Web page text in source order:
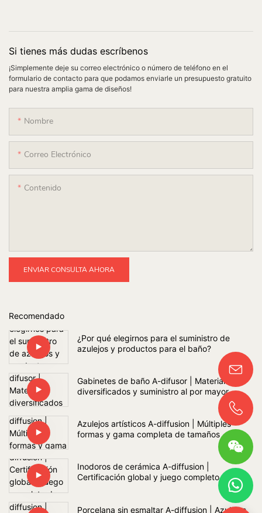
Si tienes más dudas escríbenos
¡Simplemente deje su correo electrónico o número de teléfono en el
formulario de contacto para que podamos enviarle un presupuesto gratuito
para nuestra amplia gama de diseños!
Nombre
Correo Electrónico
Contenido
ENVIAR CONSULTA AHORA
Recomendado
¿Por qué elegirnos para el suministro de
azulejos y productos para el baño?
Gabinetes de baño A-difusor | Materiales
diversificados y suministro al por mayor
Azulejos artísticos A-diffusion | Múltiples
formas y gama completa de tamaños
Inodoros de cerámica A-diffusion |
Certificación global y juego completo de
Porcelana sin esmaltar A-diffusion | Azulejos